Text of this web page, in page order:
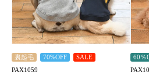
裏起毛 70%OFF SALE
PAX1059
60％